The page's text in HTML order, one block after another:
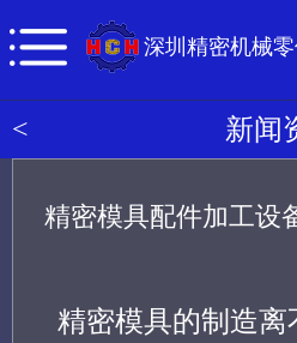
深圳精密机械
< 新闻
精密模具配件加工设
精密模具的制造离